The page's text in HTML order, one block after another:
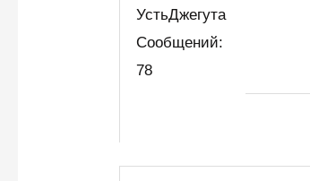
УстьДжегута
Сообщений:
78